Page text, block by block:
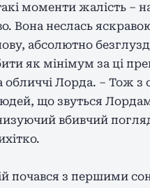
моменти жалість –
Вона неслась
абсолютно
як мінімум за ці
обличчі Лорда. – Тож
що звуться
вбивчий
почався з першими